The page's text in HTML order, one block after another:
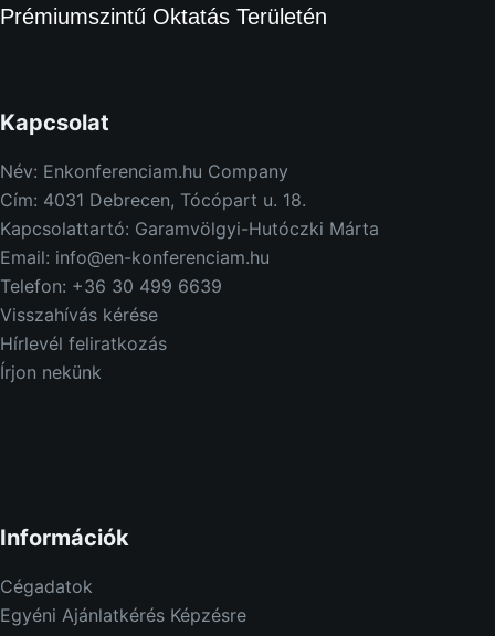
Prémiumszintű Oktatás Területén
Kapcsolat
Név: Enkonferenciam.hu Company
Cím: 4031 Debrecen, Tócópart u. 18.
Kapcsolattartó: Garamvölgyi-Hutóczki Márta
Email: info@en-konferenciam.hu
Telefon: +36 30 499 6639
Visszahívás kérése
Hírlevél feliratkozás
Írjon nekünk
Információk
Cégadatok
Egyéni Ajánlatkérés Képzésre